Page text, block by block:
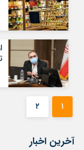
۱ ۲
آخرین اخبار